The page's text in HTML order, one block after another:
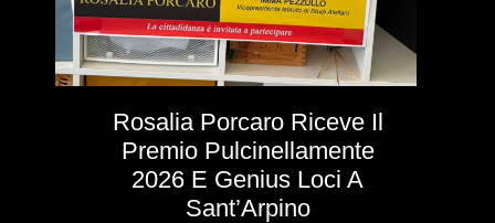
Rosalia Porcaro Riceve Il
Premio Pulcinellamente
2026 E Genius Loci A
Sant’Arpino